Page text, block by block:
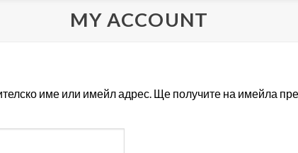
MY ACCOUNT
име или имейл адрес. Ще получите на имейла